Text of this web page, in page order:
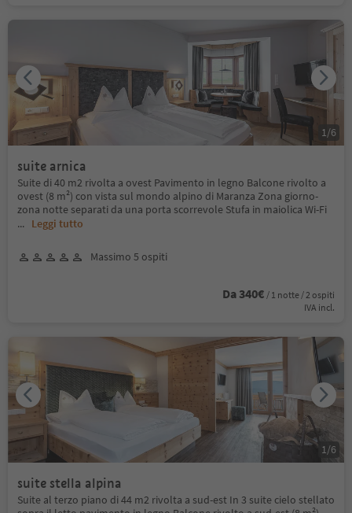
suite arnica
Suite di 40 m2 rivolta a ovest Pavimento in legno Balcone rivolto a
ovest (8 m²) con vista sul mondo alpino di Maranza Zona giorno-
zona notte separati da una porta scorrevole Stufa in maiolica Wi-Fi
... Leggi tutto
Massimo 5 ospiti
Da 340€ / 1 notte / 2 ospiti
IVA incl.
1/6
suite stella alpina
Suite al terzo piano di 44 m2 rivolta a sud-est In 3 suite cielo stellato
1/6